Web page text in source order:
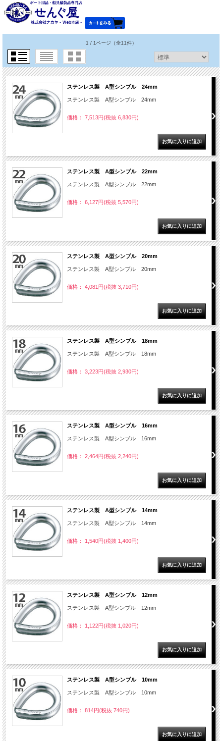
1 / 1ページ （全11件）
ステンレス製 A型シンブル 24mm
ステンレス製 A型シンブル 24mm
価格： 7,513円(税抜 6,830円)
ステンレス製 A型シンブル 22mm
ステンレス製 A型シンブル 22mm
価格： 6,127円(税抜 5,570円)
ステンレス製 A型シンブル 20mm
ステンレス製 A型シンブル 20mm
価格： 4,081円(税抜 3,710円)
ステンレス製 A型シンブル 18mm
ステンレス製 A型シンブル 18mm
価格： 3,223円(税抜 2,930円)
ステンレス製 A型シンブル 16mm
ステンレス製 A型シンブル 16mm
価格： 2,464円(税抜 2,240円)
ステンレス製 A型シンブル 14mm
ステンレス製 A型シンブル 14mm
価格： 1,540円(税抜 1,400円)
ステンレス製 A型シンブル 12mm
ステンレス製 A型シンブル 12mm
価格： 1,122円(税抜 1,020円)
ステンレス製 A型シンブル 10mm
ステンレス製 A型シンブル 10mm
価格： 814円(税抜 740円)